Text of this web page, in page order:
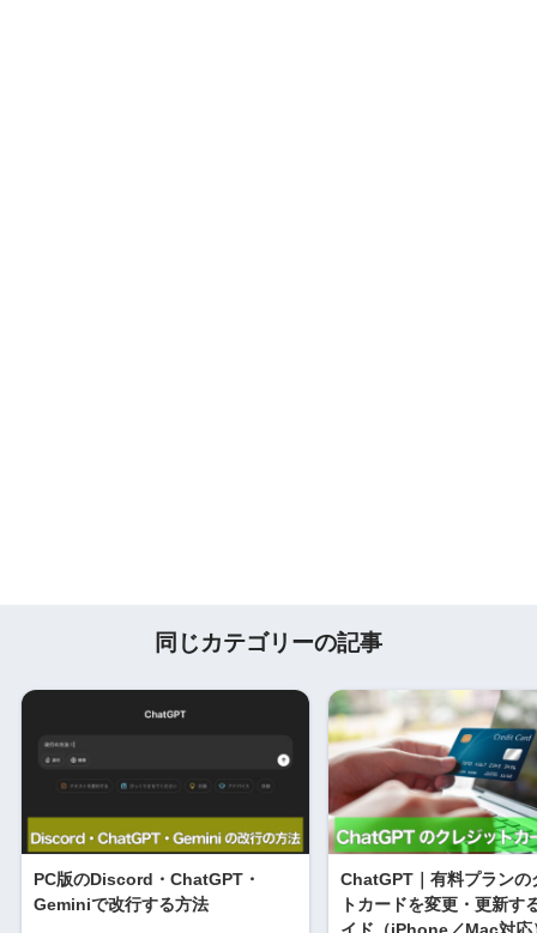
同じカテゴリーの記事
PC版のDiscord・ChatGPT・
Geminiで改行する方法
ChatGPT｜有料プランの
トカードを変更・更新す